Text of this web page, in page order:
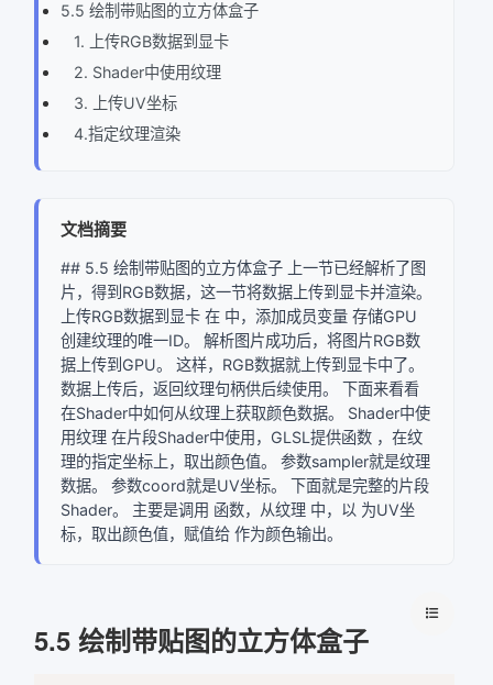
5.5 绘制带贴图的立方体盒子
1. 上传RGB数据到显卡
2. Shader中使用纹理
3. 上传UV坐标
4.指定纹理渲染
文档摘要
## 5.5 绘制带贴图的立方体盒子 上一节已经解析了图
片，得到RGB数据，这一节将数据上传到显卡并渲染。
上传RGB数据到显卡 在 中，添加成员变量 存储GPU
创建纹理的唯一ID。 解析图片成功后，将图片RGB数
据上传到GPU。 这样，RGB数据就上传到显卡中了。
数据上传后，返回纹理句柄供后续使用。 下面来看看
在Shader中如何从纹理上获取颜色数据。 Shader中使
用纹理 在片段Shader中使用，GLSL提供函数 ，在纹
理的指定坐标上，取出颜色值。 参数sampler就是纹理
数据。 参数coord就是UV坐标。 下面就是完整的片段
Shader。 主要是调用 函数，从纹理 中，以 为UV坐
标，取出颜色值，赋值给 作为颜色输出。
5.5 绘制带贴图的立方体盒子